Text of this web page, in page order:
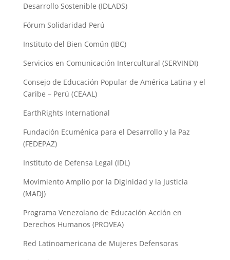
Desarrollo Sostenible (IDLADS)
Fórum Solidaridad Perú
Instituto del Bien Común (IBC)
Servicios en Comunicación Intercultural (SERVINDI)
Consejo de Educación Popular de América Latina y el
Caribe – Perú (CEAAL)
EarthRights International
Fundación Ecuménica para el Desarrollo y la Paz
(FEDEPAZ)
Instituto de Defensa Legal (IDL)
Movimiento Amplio por la Diginidad y la Justicia
(MADJ)
Programa Venezolano de Educación Acción en
Derechos Humanos (PROVEA)
Red Latinoamericana de Mujeres Defensoras